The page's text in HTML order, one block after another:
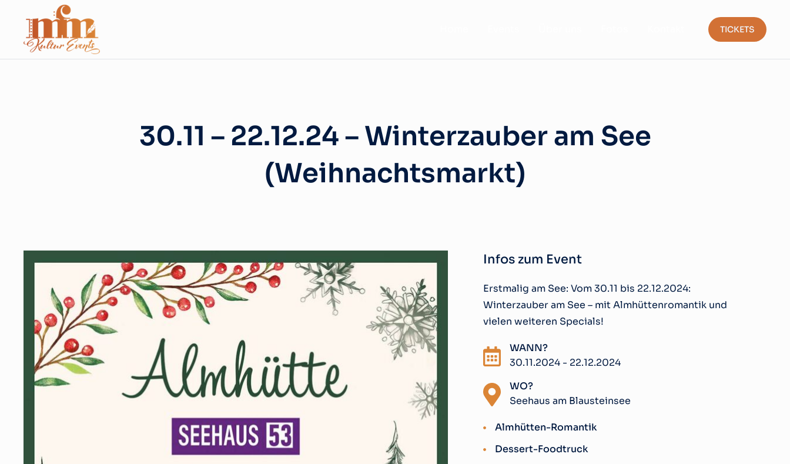
TICKETS
30.11 – 22.12.24 – Winterzauber am See
(Weihnachtsmarkt)
Infos zum Event
Erstmalig am See: Vom 30.11 bis 22.12.2024:
Winterzauber am See – mit Almhüttenromantik und
vielen weiteren Specials!
WANN?
30.11.2024 - 22.12.2024
WO?
Seehaus am Blausteinsee
Almhütten-Romantik
Dessert-Foodtruck